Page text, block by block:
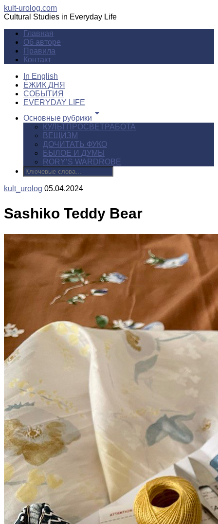
kult-urolog.com
Cultural Studies in Everyday Life
Главная
Об авторе
Правила
Контакт
In English
ЁЖИК ДНЯ
СОБЫТИЯ
EVERYDAY LIFE
Основные рубрики
КУЛЬТПРОСВЕТРАБОТА
ВЕЩИЗМ
ДОЧИТАТЬ ФУКО
БЫЛОЕ И ДУМЫ
RORY’S WARDROBE
kult_urolog 05.04.2024
Sashiko Teddy Bear